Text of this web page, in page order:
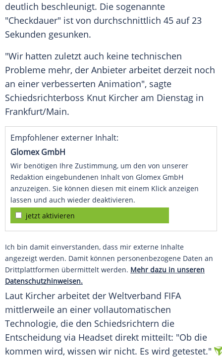
deutlich beschleunigt. Die sogenannte
"Checkdauer" ist von durchschnittlich 45 auf 23
Sekunden gesunken.
"Wir hatten zuletzt auch keine technischen
Probleme mehr, der Anbieter arbeitet derzeit noch
an einer verbesserten Animation", sagte
Schiedsrichterboss Knut Kircher am Dienstag in
Frankfurt/Main.
Empfohlener externer Inhalt:
Glomex GmbH
Wir benötigen Ihre Zustimmung, um den von unserer
Redaktion eingebundenen Inhalt von Glomex GmbH
anzuzeigen. Sie können diesen mit einem Klick anzeigen
lassen und auch wieder deaktivieren.
jetzt aktivieren
Ich bin damit einverstanden, dass mir externe Inhalte
angezeigt werden. Damit können personenbezogene Daten an
Drittplattformen übermittelt werden. Mehr dazu in unseren
Datenschutzhinweisen.
Laut Kircher arbeitet der Weltverband FIFA
mittlerweile an einer vollautomatischen
Technologie, die den Schiedsrichtern die
Entscheidung via Headset direkt mitteilt: "Ob die
kommen wird, wissen wir nicht. Es wird getestet."